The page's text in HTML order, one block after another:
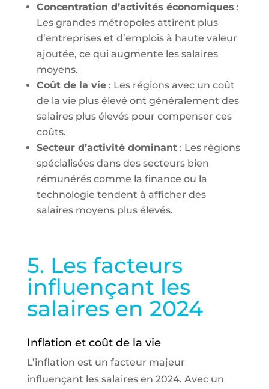
Concentration d’activités économiques :
Les grandes métropoles attirent plus
d’entreprises et d’emplois à haute valeur
ajoutée, ce qui augmente les salaires
moyens.
Coût de la vie: Les régions avec un coût
de la vie plus élevé ont généralement des
salaires plus élevés pour compenser ces
coûts.
Secteur d’activité dominant: Les régions
spécialisées dans des secteurs bien
rémunérés comme la finance ou la
technologie tendent à afficher des
salaires moyens plus élevés.
5. Les facteurs
influençant les
salaires en 2024
Inflation et coût de la vie
L’inflation est un facteur majeur
influençant les salaires en 2024. Avec un